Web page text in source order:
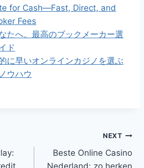
for Cash—Fast, Direct, and
Fees
たへ。最高のブックメーカー選
ド
に早いオンラインカジノを選ぶ
ウハウ
NEXT
Beste Online Casino
Nederland: zo herken